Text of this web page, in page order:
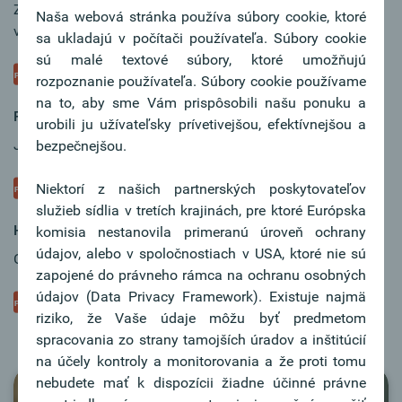
Zistite stav príkazov, spravujte trvalé príkazy, platobné
vzory a príjemcov.
Stiahnutie súborov
Platobný príkaz
Jednoduché zadanie a autorizácia platobných príkazov.
Stiahnutie súborov
Hromadný príkaz
Chcete zrealizovať 300 platobných príkazov naraz?
Stiahnutie súborov
Naša webová stránka používa súbory cookie, ktoré
sa ukladajú v počítači používateľa. Súbory cookie
sú malé textové súbory, ktoré umožňujú
rozpoznanie používateľa. Súbory cookie používame
na to, aby sme Vám prispôsobili našu ponuku a
urobili ju užívateľsky prívetivejšou, efektívnejšou a
bezpečnejšou.
Niektorí z našich partnerských poskytovateľov
služieb sídlia v tretích krajinách, pre ktoré Európska
komisia nestanovila primeranú úroveň ochrany
údajov, alebo v spoločnostiach v USA, ktoré nie sú
zapojené do právneho rámca na ochranu osobných
údajov (Data Privacy Framework). Existuje najmä
riziko, že Vaše údaje môžu byť predmetom
spracovania zo strany tamojších úradov a inštitúcií
na účely kontroly a monitorovania a že proti tomu
nebudete mať k dispozícii žiadne účinné právne